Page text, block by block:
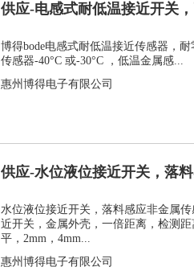
供应-电感式耐低温接近开关
温接近传...
博得bode电感式耐低温接近传感器，
传感器-40°C 或-30°C ，低温金属感...
惠州博得电子有限公司
供应-水位液位接近开关，落
感器
水位液位接近开关，落料感应非金属
近开关，金属外壳，一倍距离，检测距
平，2mm，4mm...
惠州博得电子有限公司